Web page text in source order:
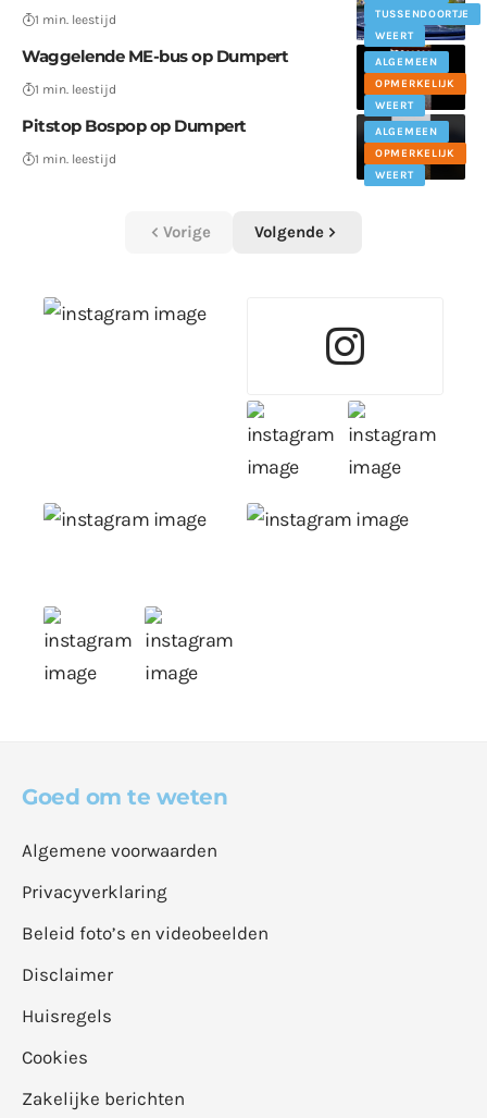
TUSSENDOORTJE
WEERT
1 min. leestijd
ALGEMEEN
OPMERKELIJK
WEERT
Waggelende ME-bus op Dumpert
1 min. leestijd
ALGEMEEN
OPMERKELIJK
WEERT
Pitstop Bospop op Dumpert
1 min. leestijd
Vorige Volgende
Goed om te weten
Algemene voorwaarden
Privacyverklaring
Beleid foto’s en videobeelden
Disclaimer
Huisregels
Cookies
Zakelijke berichten